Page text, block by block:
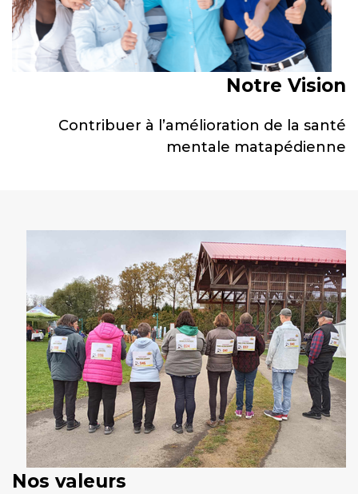
Notre Vision
Contribuer à l’amélioration de la santé
mentale matapédienne
Nos valeurs